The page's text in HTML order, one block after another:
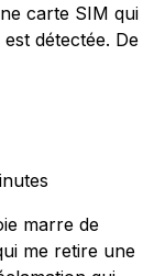
carte SIM qui
détectée. De
marre de
me retire une